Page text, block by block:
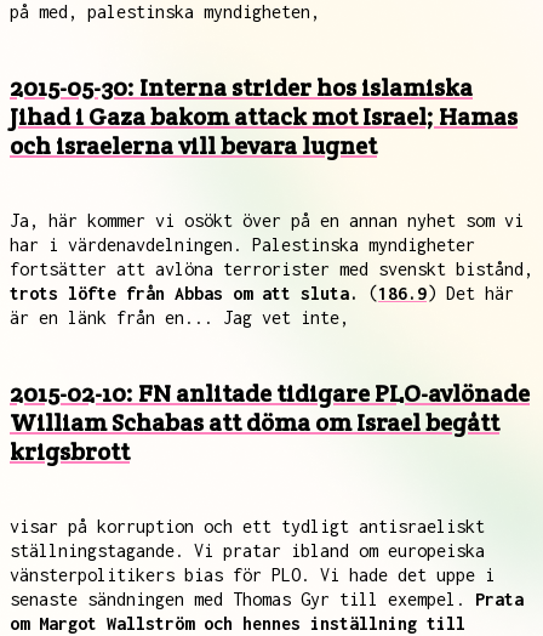
på med, palestinska myndigheten,
2015-05-30: Interna strider hos islamiska
Jihad i Gaza bakom attack mot Israel; Hamas
och israelerna vill bevara lugnet
Ja, här kommer vi osökt över på en annan nyhet som vi
har i värdenavdelningen. Palestinska myndigheter
fortsätter att avlöna terrorister med svenskt bistånd,
trots löfte från Abbas om att sluta.
(186.9) Det här
är en länk från en... Jag vet inte,
2015-02-10: FN anlitade tidigare PLO-avlönade
William Schabas att döma om Israel begått
krigsbrott
visar på korruption och ett tydligt antisraeliskt
ställningstagande. Vi pratar ibland om europeiska
vänsterpolitikers bias för PLO. Vi hade det uppe i
senaste sändningen med Thomas Gyr till exempel. Prata
om Margot Wallström och hennes inställning till